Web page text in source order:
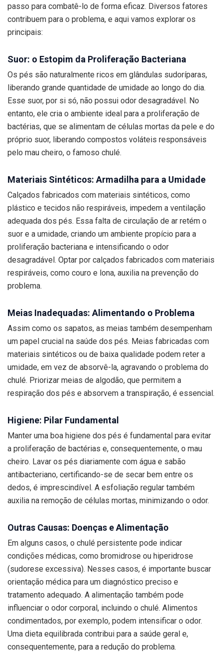
passo para combatê-lo de forma eficaz. Diversos fatores
contribuem para o problema, e aqui vamos explorar os
principais:
Suor: o Estopim da Proliferação Bacteriana
Os pés são naturalmente ricos em glândulas sudoríparas,
liberando grande quantidade de umidade ao longo do dia.
Esse suor, por si só, não possui odor desagradável. No
entanto, ele cria o ambiente ideal para a proliferação de
bactérias, que se alimentam de células mortas da pele e do
próprio suor, liberando compostos voláteis responsáveis
pelo mau cheiro, o famoso chulé.
Materiais Sintéticos: Armadilha para a Umidade
Calçados fabricados com materiais sintéticos, como
plástico e tecidos não respiráveis, impedem a ventilação
adequada dos pés. Essa falta de circulação de ar retém o
suor e a umidade, criando um ambiente propício para a
proliferação bacteriana e intensificando o odor
desagradável. Optar por calçados fabricados com materiais
respiráveis, como couro e lona, auxilia na prevenção do
problema.
Meias Inadequadas: Alimentando o Problema
Assim como os sapatos, as meias também desempenham
um papel crucial na saúde dos pés. Meias fabricadas com
materiais sintéticos ou de baixa qualidade podem reter a
umidade, em vez de absorvê-la, agravando o problema do
chulé. Priorizar meias de algodão, que permitem a
respiração dos pés e absorvem a transpiração, é essencial.
Higiene: Pilar Fundamental
Manter uma boa higiene dos pés é fundamental para evitar
a proliferação de bactérias e, consequentemente, o mau
cheiro. Lavar os pés diariamente com água e sabão
antibacteriano, certificando-se de secar bem entre os
dedos, é imprescindível. A esfoliação regular também
auxilia na remoção de células mortas, minimizando o odor.
Outras Causas: Doenças e Alimentação
Em alguns casos, o chulé persistente pode indicar
condições médicas, como bromidrose ou hiperidrose
(sudorese excessiva). Nesses casos, é importante buscar
orientação médica para um diagnóstico preciso e
tratamento adequado. A alimentação também pode
influenciar o odor corporal, incluindo o chulé. Alimentos
condimentados, por exemplo, podem intensificar o odor.
Uma dieta equilibrada contribui para a saúde geral e,
consequentemente, para a redução do problema.